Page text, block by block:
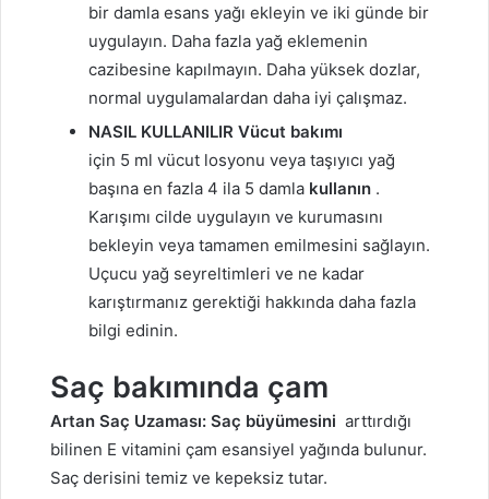
bir damla esans yağı ekleyin ve iki günde bir
uygulayın. Daha fazla yağ eklemenin
cazibesine kapılmayın. Daha yüksek dozlar,
normal uygulamalardan daha iyi çalışmaz.
NASIL KULLANILIR Vücut bakımı
için 5 ml vücut losyonu veya taşıyıcı yağ
başına en fazla 4 ila 5 damla kullanın .
Karışımı cilde uygulayın ve kurumasını
bekleyin veya tamamen emilmesini sağlayın.
Uçucu yağ seyreltimleri ve ne kadar
karıştırmanız gerektiği hakkında daha fazla
bilgi edinin.
Saç bakımında çam
Artan Saç Uzaması: Saç büyümesini arttırdığı
bilinen E vitamini çam esansiyel yağında bulunur.
Saç derisini temiz ve kepeksiz tutar.